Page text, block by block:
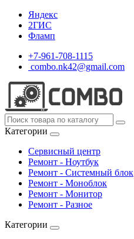
Яндекс
2ГИС
Фламп
+7-961-708-1115
combo.nk42@gmail.com
Категории
Сервисный центр
Ремонт - Ноутбук
Ремонт - Системный блок
Ремонт - Моноблок
Ремонт - Монитор
Ремонт - Разное
Категории